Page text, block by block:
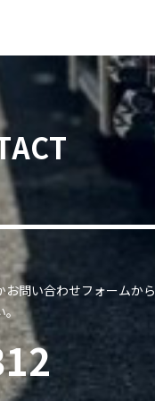
問い合わせフォームから